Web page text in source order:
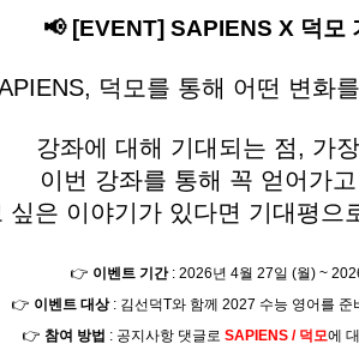
📢 [EVENT] SAPIENS X 덕모
덕모를 통해 어떤 변화
강좌에 대해 기대되는 점, 가
이번 강좌를 통해 꼭 얻어가
싶은 이야기가 있다면 기대평으
👉 이벤트 기간: 2026년 4월 27일 (월) ~
👉 이벤트 대상: 김선덕T와 함께 2027 수능 영어를 준
👉 참여 방법 : 공지사항 댓글로 SAPIENS / 덕모에